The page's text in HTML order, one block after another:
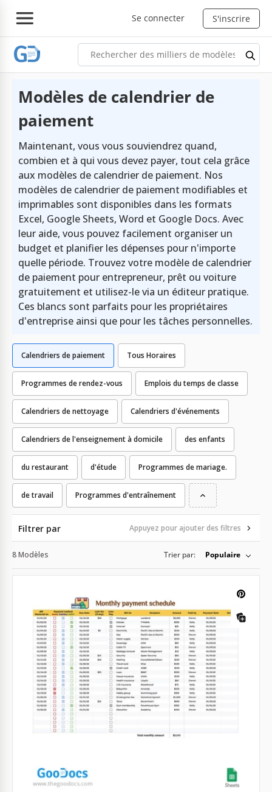
Se connecter S'inscrire
Modèles de calendrier de
paiement
Maintenant, vous vous souviendrez quand,
combien et à qui vous devez payer, tout cela grâce
aux modèles de calendrier de paiement. Nos
modèles de calendrier de paiement modifiables et
imprimables sont disponibles dans les formats
Excel, Google Sheets, Word et Google Docs. Avec
leur aide, vous pouvez facilement organiser un
budget et planifier les dépenses pour n'importe
quelle période. Trouvez votre modèle de calendrier
de paiement pour entrepreneur, prêt ou voiture
gratuitement et utilisez-le via un éditeur pratique.
Ces blancs sont parfaits pour les propriétaires
d'entreprise ainsi que pour les tâches personnelles.
Tous Horaires
Programmes de rendez-vous Emplois du temps de classe
Calendriers de nettoyage Calendriers d'événements
Calendriers de l'enseignement à domicile des enfants
Calendriers de paiement
du restaurant d'étude Programmes de mariage.
de travail Programmes d'entraînement
Filtrer par Appuyez pour ajouter des filtres
8 Modèles Trier par: Populaire